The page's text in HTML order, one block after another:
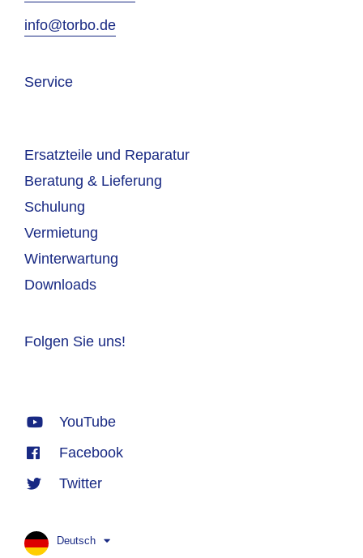
info@torbo.de
Service
Ersatzteile und Reparatur
Beratung & Lieferung
Schulung
Vermietung
Winterwartung
Downloads
Folgen Sie uns!
YouTube
Facebook
Twitter
Deutsch